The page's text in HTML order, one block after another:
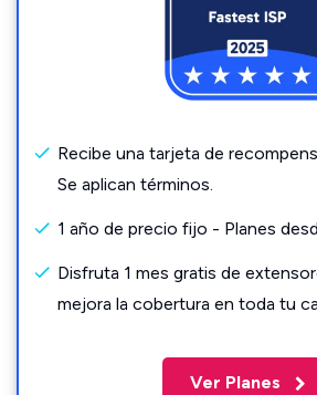
Recibe una tarjeta de
Se aplican términos.
1 año de precio fijo - Planes
Disfruta 1 mes gratis de
mejora la cobertura en toda tu
Ver Planes